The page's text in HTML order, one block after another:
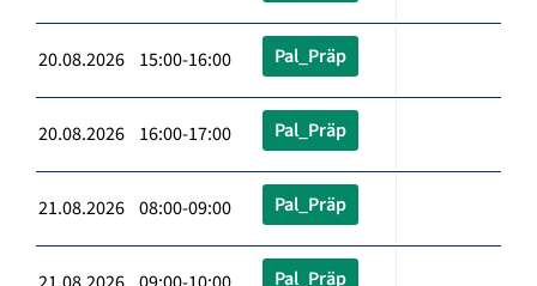
20.08.2026 15:00-16:00 Pal_Präp
20.08.2026 16:00-17:00 Pal_Präp
21.08.2026 08:00-09:00 Pal_Präp
Pal_Präp